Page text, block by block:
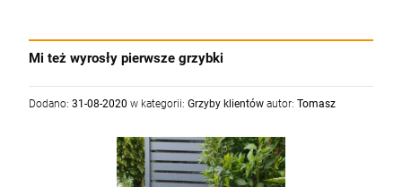
Mi też wyrosły pierwsze grzybki
Dodano: 31-08-2020 w kategorii: Grzyby klientów autor: Tomasz